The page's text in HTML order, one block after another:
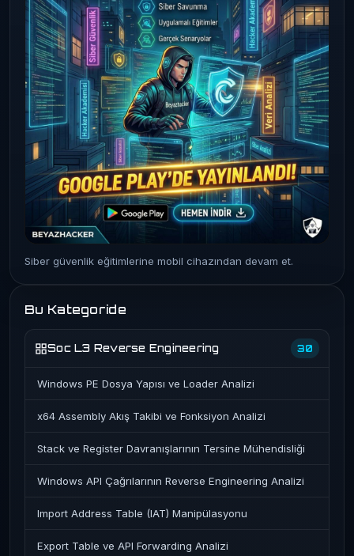
Siber güvenlik eğitimlerine mobil cihazından devam et.
Bu Kategoride
Soc L3 Reverse Engineering 30
Windows PE Dosya Yapısı ve Loader Analizi
x64 Assembly Akış Takibi ve Fonksiyon Analizi
Stack ve Register Davranışlarının Tersine Mühendisliği
Windows API Çağrılarının Reverse Engineering Analizi
Import Address Table (IAT) Manipülasyonu
Export Table ve API Forwarding Analizi